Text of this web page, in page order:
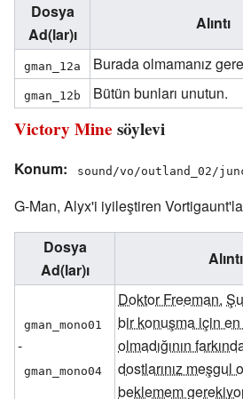
Dosya
Ad(lar)ı
Alıntı
gman_12a Burada olmamanız
gman_12b Bütün bunları unutun.
Victory Mine söylevi
Konum: sound/vo/outland_02/
G-Man, Alyx'i iyileştiren
Dosya
Ad(lar)ı
Alıntı
gman_mono01
-
gman_mono04
Doktor Freeman.
bir konuşma için
olmadığının
dostlarınız meşgul
beklemem